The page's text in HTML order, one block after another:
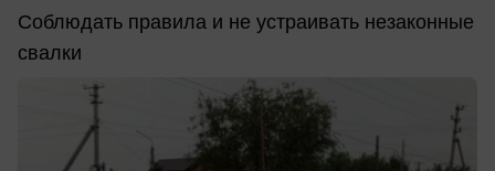
Соблюдать правила и не устраивать незаконные
свалки